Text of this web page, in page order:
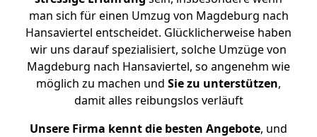
man sich für einen Umzug von Magdeburg nach
Hansaviertel entscheidet. Glücklicherweise haben
wir uns darauf spezialisiert, solche Umzüge von
Magdeburg nach Hansaviertel, so angenehm wie
möglich zu machen und Sie zu unterstützen,
damit alles reibungslos verläuft
Unsere Firma kennt die besten Angebote, und